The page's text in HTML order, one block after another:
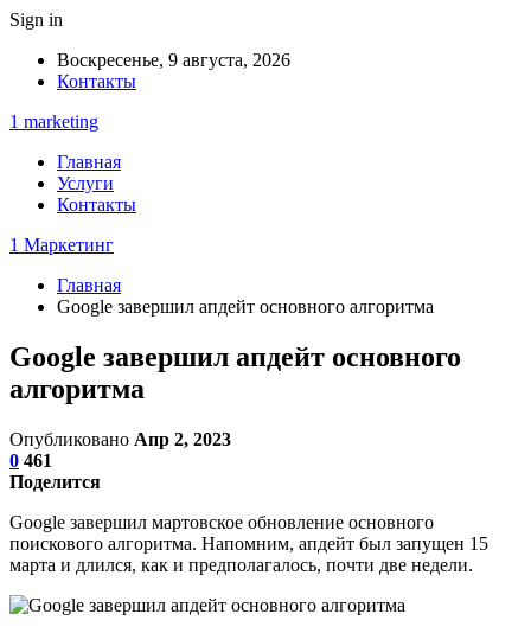
Sign in
Воскресенье, 9 августа, 2026
Контакты
1 marketing
Главная
Услуги
Контакты
1 Маркетинг
Главная
Google завершил апдейт основного алгоритма
Google завершил апдейт основного
алгоритма
Опубликовано Апр 2, 2023
0 461
Поделится
Google завершил мартовское обновление основного
поискового алгоритма. Напомним, апдейт был запущен 15
марта и длился, как и предполагалось, почти две недели.